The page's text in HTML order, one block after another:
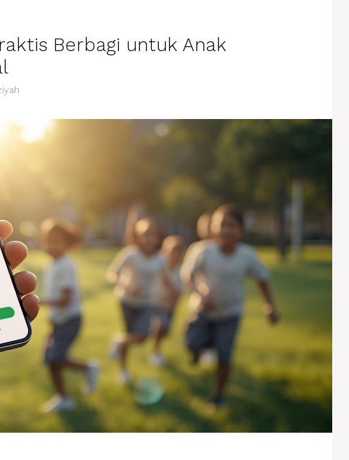
Berbagi untuk Anak